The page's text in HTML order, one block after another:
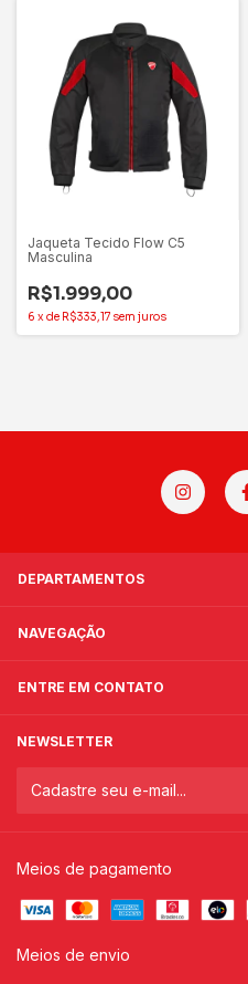
Jaqueta Tecido Flow C5
Masculina
R$1.999,00
6 xde R$333,17 sem juros
DEPARTAMENTOS
NAVEGAÇÃO
ENTRE EM CONTATO
NEWSLETTER
Meios de pagamento
Meios de envio